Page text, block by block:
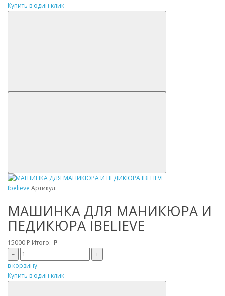
Купить в один клик
Ibelieve Артикул:
МАШИНКА ДЛЯ МАНИКЮРА И
ПЕДИКЮРА IBELIEVE
15000 Р Итого: Р
–
+
в корзину
Купить в один клик